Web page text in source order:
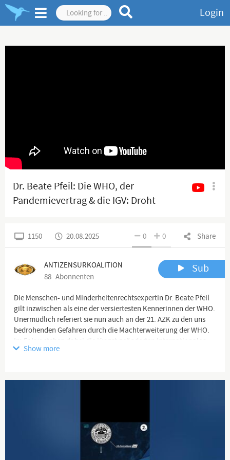
Login
Dr. Beate Pfeil: Die WHO, der
Pandemievertrag & die IGV: Droht
Gesundheitsregime?
Share
0 0
1150 20.08.2025
ANTIZENSURKOALITION
88 Abonnenten
Sub
Die Menschen- und Minderheitenrechtsexpertin Dr. Beate Pfeil
gilt inzwischen als eine der versiertesten Kennerinnen der WHO.
Unermüdlich referiert sie nun auch an der 21. AZK zu den uns
bedrohenden Gefahren durch die Machterweiterung der WHO.
Im Fokus stehen dabei die jüngst geänderten Internationalen
Gesundheitsvorschriften (IGV) und der geplante
ein WHO-Generaldirektor rein willkürlich Notstände ausruft?
Show more